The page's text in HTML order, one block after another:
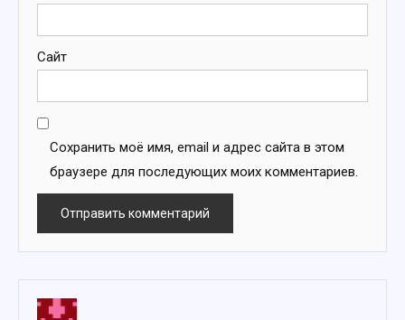
Сайт
Сохранить моё имя, email и адрес сайта в этом
браузере для последующих моих комментариев.